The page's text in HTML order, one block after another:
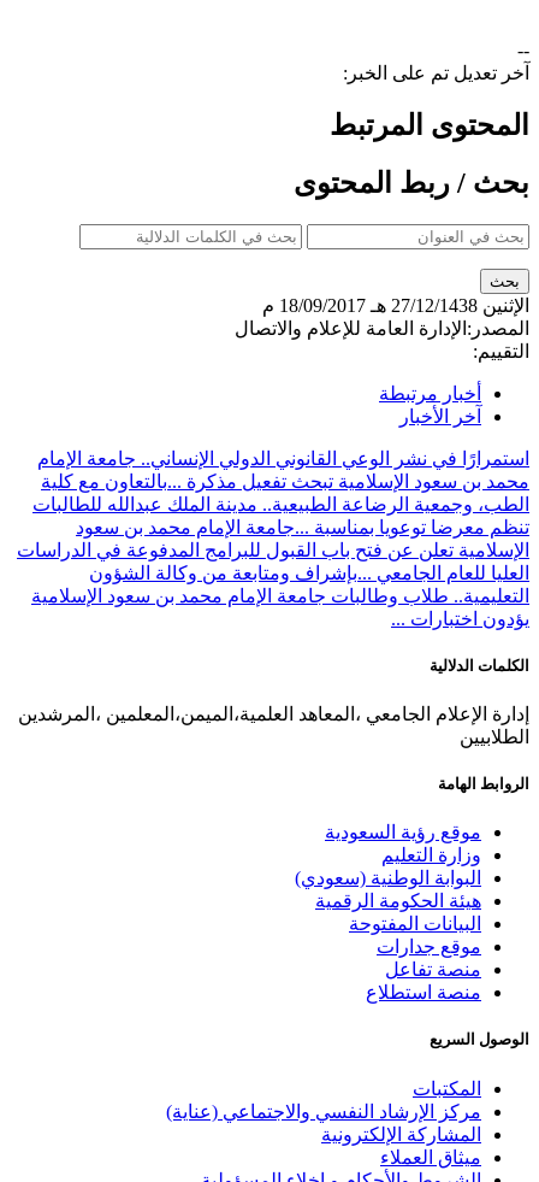
--
آخر تعديل تم على الخبر:
المحتوى المرتبط
بحث / ربط المحتوى
الإثنين 27/12/1438 هـ
18/09/2017 م
المصدر: الإدارة العامة للإعلام والاتصال
التقييم:
أخبار مرتبطة
آخر الأخبار
استمرارًا في نشر الوعي القانوني الدولي الإنساني.. جامعة الإمام
محمد بن سعود الإسلامية تبحث تفعيل مذكرة ...بالتعاون مع كلية
الطب، وجمعية الرضاعة الطبيعية.. مدينة الملك عبدالله للطالبات
تنظم معرضا توعويا بمناسبة ...جامعة الإمام محمد بن سعود
الإسلامية تعلن عن فتح باب القبول للبرامج المدفوعة في الدراسات
العليا للعام الجامعي ...بإشراف ومتابعة من وكالة الشؤون
التعليمية.. طلاب وطالبات جامعة الإمام محمد بن سعود الإسلامية
يؤدون اختبارات ...
الكلمات الدلالية
إدارة الإعلام الجامعي ،المعاهد العلمية،الميمن،المعلمين ،المرشدين
الطلابيين
الروابط الهامة
موقع رؤية السعودية
وزارة التعليم
البوابة الوطنية (سعودي)
هيئة الحكومة الرقمية
البيانات المفتوحة
موقع جدارات
منصة تفاعل
منصة استطلاع
الوصول السريع
المكتبات
مركز الإرشاد النفسي والاجتماعي (عناية)
المشاركة الإلكترونية
ميثاق العملاء